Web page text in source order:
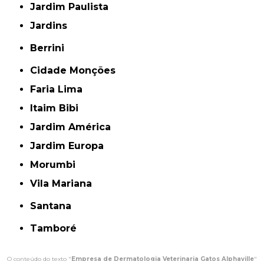
Jardim Paulista
Jardins
Berrini
Cidade Monções
Faria Lima
Itaim Bibi
Jardim América
Jardim Europa
Morumbi
Vila Mariana
Santana
Tamboré
O conteúdo do texto "Empresa de Dermatologia Veterinaria Gatos Alphaville"